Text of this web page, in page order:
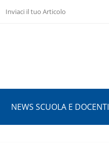
Inviaci il tuo Articolo
NEWS SCUOLA E DOCENTI